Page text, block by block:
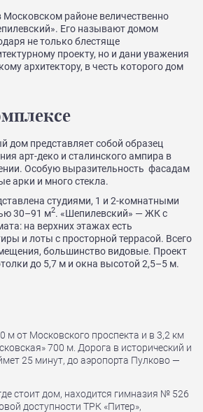
Московском районе величественно
Его называют домом
не только блестяще
проекту, но и дани уважения
архитектору, в честь которого дом
дом представляет собой образец
арт-деко и сталинского ампира в
Особую выразительность фасадам
арки и много стекла.
студиями, 1 и 2-комнатными
30–91 м2. «Шепилевский» — ЖК с
на верхних этажах есть
и лоты с просторной террасой. Всего
большинство видовые. Проект
до 5,7 м и окна высотой 2,5–5 м.
м от Московского проспекта и в 3,2 км
700 м. Дорога в исторический и
25 минут, до аэропорта Пулково —
стоит дом, находится гимназия № 526
доступности ТРК «Питер»,